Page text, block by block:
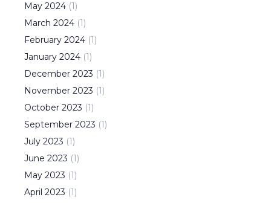
May 2024 (1)
March 2024 (1)
February 2024 (1)
January 2024 (1)
December 2023 (1)
November 2023 (1)
October 2023 (1)
September 2023 (1)
July 2023 (1)
June 2023 (1)
May 2023 (1)
April 2023 (1)